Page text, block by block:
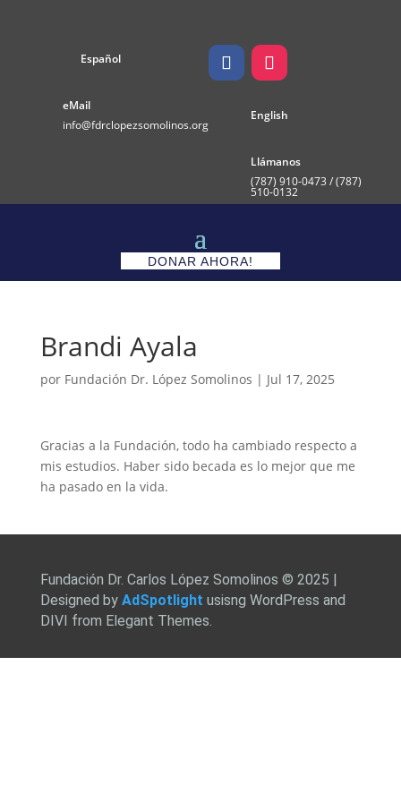
Español
eMail
info@fdrclopezsomolinos.org
English
Llámanos
(787) 910-0473 / (787)
510-0132
DONAR AHORA!
Brandi Ayala
por Fundación Dr. López Somolinos | Jul 17, 2025
Gracias a la Fundación, todo ha cambiado respecto a
mis estudios. Haber sido becada es lo mejor que me
ha pasado en la vida.
Fundación Dr. Carlos López Somolinos © 2025 |
Designed by AdSpotlight usisng WordPress and
DIVI from Elegant Themes.